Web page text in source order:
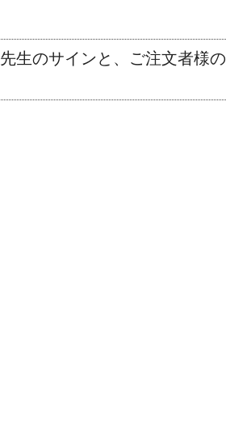
先生のサインと、ご注文者様の